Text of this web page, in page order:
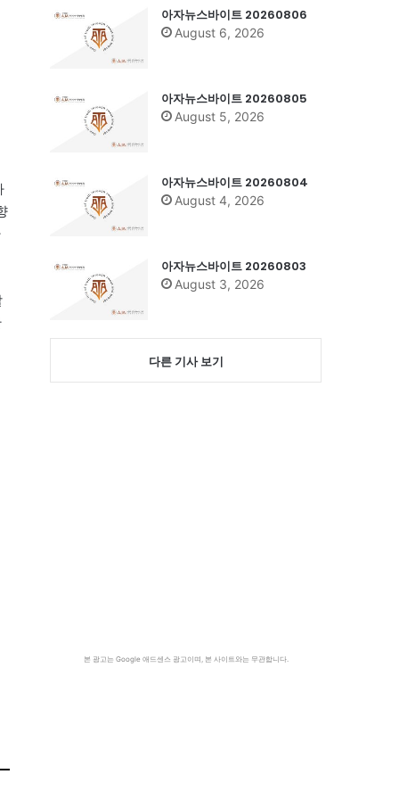
아자뉴스바이트 20260806
August 6, 2026
아자뉴스바이트 20260805
August 5, 2026
아자뉴스바이트 20260804
August 4, 2026
아자뉴스바이트 20260803
August 3, 2026
다른 기사 보기
본 광고는 Google 애드센스 광고이며, 본 사이트와는 무관합니다.